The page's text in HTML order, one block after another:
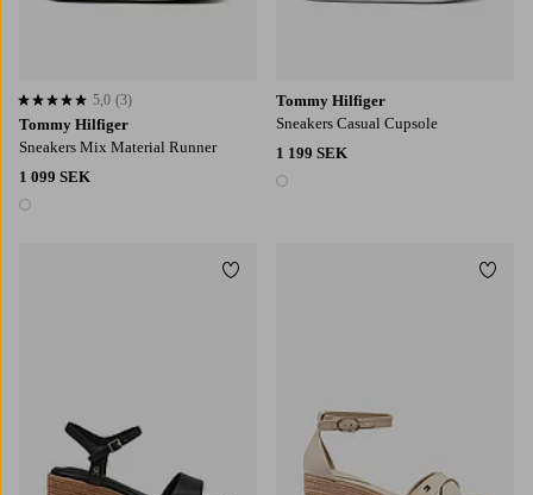
Tommy Hilfiger
Sneakers Mix Material Runner
1 099 SEK
1 färg
5,0 baserat på 3 st betyg
5,0 (3)
Tommy Hilfiger
Sneakers Casual Cupsole
1 199 SEK
1 färg
Lägg till i favoriter